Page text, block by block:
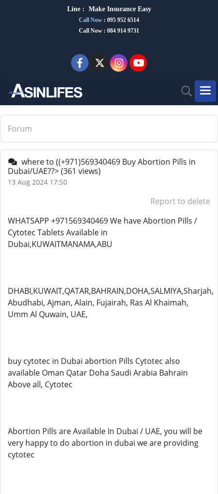
Line : Make Insurance Easy
Call Now : 095 952 6514
Call Now : 084 914 9731
Forum
where to ((+971)569340469 Buy Abortion Pills in
Dubai/UAE??>(361 views)
13 Aug 2024 17:50
Report to delete
WHATSAPP +971569340469 We have Abortion Pills /
Cytotec Tablets Available in
Dubai,KUWAITMANAMA,ABU
DHABI,KUWAIT,QATAR,BAHRAIN,DOHA,SALMIYA,Sharjah,
Abudhabi, Ajman, Alain, Fujairah, Ras Al Khaimah,
Umm Al Quwain, UAE,
buy cytotec in Dubai abortion Pills Cytotec also
available Oman Qatar Doha Saudi Arabia Bahrain
Above all, Cytotec
Abortion Pills are Available In Dubai / UAE, you will be
very happy to do abortion in dubai we are providing
cytotec